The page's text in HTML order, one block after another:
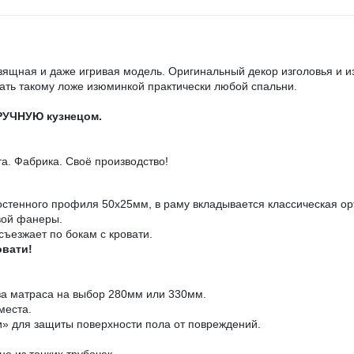
и даже игривая модель. Оригинальный декор изголовья и
такому ложе изюминкой практически любой спальни.
кузнецом.
Фабрика. Своё производство!
профиля 50х25мм, в раму вкладывается классическая
фанеры.
по бокам с кровати.
матраса на выбор 280мм или 330мм.
для защиты поверхности пола от повреждений.